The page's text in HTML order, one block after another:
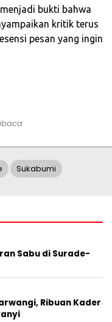
bukti bahwa
kritik terus
pesan yang ingin
Sukabumi
Sabu di Surade-
Ribuan Kader